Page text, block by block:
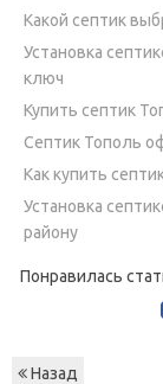
Какой септик
Установка
ключ
Купить септик
Септик Тополь
Как купить
Установка
району
Понравилась
Назад